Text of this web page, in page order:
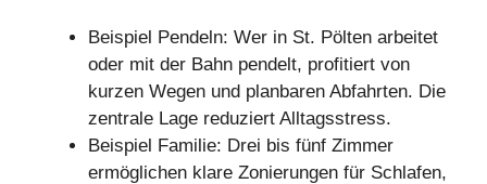
Beispiel Pendeln: Wer in St. Pölten arbeitet
oder mit der Bahn pendelt, profitiert von
kurzen Wegen und planbaren Abfahrten. Die
zentrale Lage reduziert Alltagsstress.
Beispiel Familie: Drei bis fünf Zimmer
ermöglichen klare Zonierungen für Schlafen,